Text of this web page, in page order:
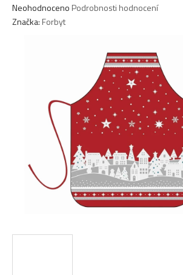
Průměrné
hodnocení
hvězdiček.
Neohodnoceno Podrobnosti hodnocení
Značka: Forbyt